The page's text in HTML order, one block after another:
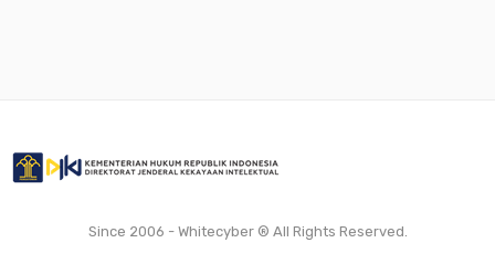
Since 2006 - Whitecyber ® All Rights Reserved.